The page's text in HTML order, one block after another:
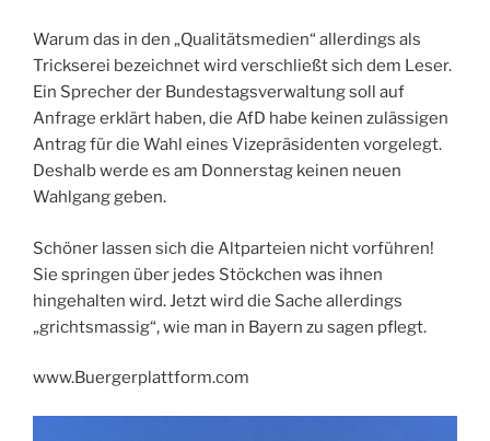
Warum das in den „Qualitätsmedien“ allerdings als
Trickserei bezeichnet wird verschließt sich dem Leser.
Ein Sprecher der Bundestagsverwaltung soll auf
Anfrage erklärt haben, die AfD habe keinen zulässigen
Antrag für die Wahl eines Vizepräsidenten vorgelegt.
Deshalb werde es am Donnerstag keinen neuen
Wahlgang geben.
Schöner lassen sich die Altparteien nicht vorführen!
Sie springen über jedes Stöckchen was ihnen
hingehalten wird. Jetzt wird die Sache allerdings
„grichtsmassig“, wie man in Bayern zu sagen pflegt.
www.Buergerplattform.com